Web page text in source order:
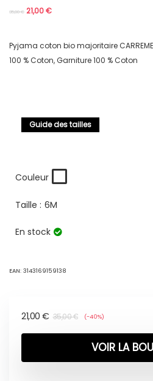
35,00€ 21,00€
Pyjama coton bio majoritaire
100 % Coton, Garniture 100 % Coton
Guide des tailles
Couleur
Taille : 6M
En stock
EAN: 3143169159138
35,00€
21,00 € (-40%)
VOIR LA